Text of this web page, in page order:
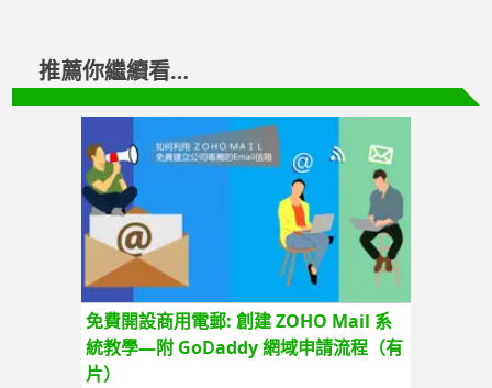
推薦你繼續看…
免費開設商用電郵: 創建 ZOHO Mail 系
統教學—附 GoDaddy 網域申請流程（有
片）